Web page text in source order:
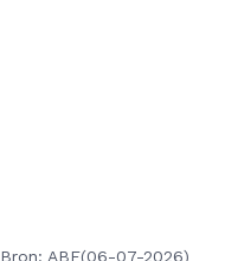
Bron: ABF(06-07-2026)